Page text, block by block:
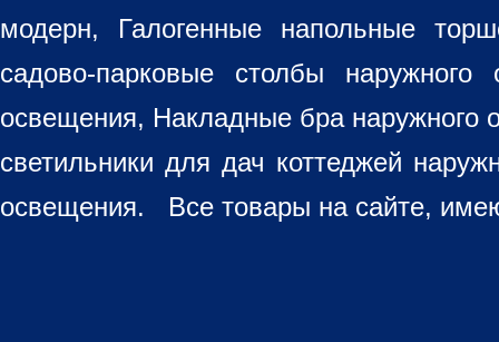
модерн, Галогенные напольные
садово-парковые столбы
освещения, Накладные бра наружного
светильники для дач коттеджей
освещения. Все товары на сайте,